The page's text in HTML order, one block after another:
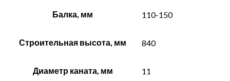
Балка, мм 110-150
Строительная высота, мм 840
Диаметр каната, мм 11